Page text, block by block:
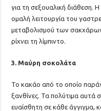
για τη σεξουαλική διάθεση.
ομαλή λειτουργία του
μεταβολισμού των
ρίχνει τη λίμπιντο.
3. Μαύρη σοκολάτα
Το κακάο από το οποίο
ξανθίνες. Τα πολύτιμα αυτά
ευαίσθητη σε κάθε άγγιγμα,